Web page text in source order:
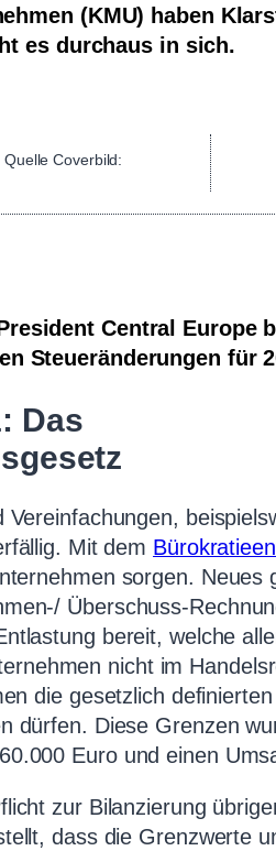
(KMU) haben
es durchaus in sich.
Quelle Coverbild:
Central Europe
Steueränderungen für
Das
Mit dem
sorgen. Neues
Überschuss-
bereit, welche
nicht im
die gesetzlich
dürfen. Diese Grenzen
Euro und einen
zur Bilanzierung
dass die Grenzwerte